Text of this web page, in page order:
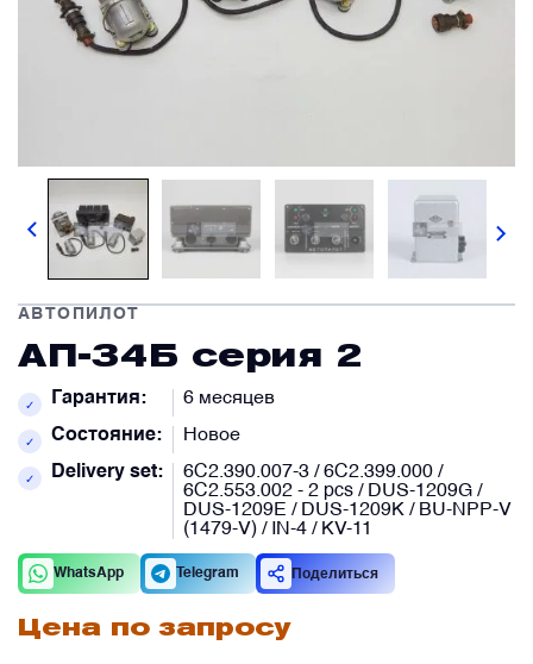
АВТОПИЛОТ
АП-34Б серия 2
✓ Гарантия: 6 месяцев
✓ Состояние: Новое
✓ Delivery set:
6С2.390.007-3 / 6С2.399.000 /
6С2.553.002 - 2 pcs / DUS-1209G /
DUS-1209E / DUS-1209K / BU-NPP-V
(1479-V) / IN-4 / KV-11
WhatsApp Telegram Поделиться
Цена по запросу
Комментарий по желанию
Вложение по желанию
Выберите файл из своих документов или перетащите его.
Я согласен предоставить личные данные.
Послать запрос
Опишите вашу проблему по желанию
Вложение по желанию
Выберите файл из своих документов или перетащите его.
Я согласен предоставить личные данные.
Послать запрос
Блоки запуска и пусковые панели
Бортовые самописцы и регистраторы
Высотомеры и указатели
Генераторы и стартер-генераторы
Гироскопы и гировертикали
Датчики